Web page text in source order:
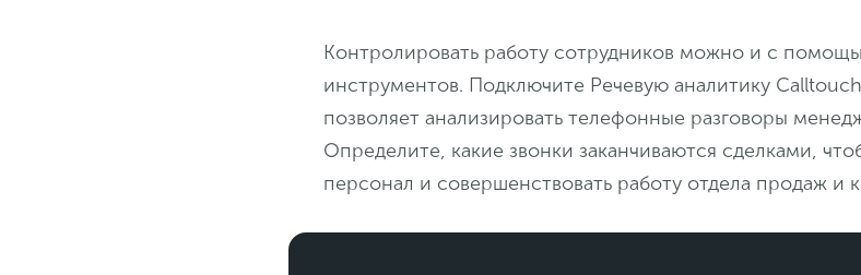
Контролировать работу сотрудников можно и с
инструментов. Подключите Речевую аналитику
позволяет анализировать телефонные разговоры
Определите, какие звонки заканчиваются сделками,
персонал и совершенствовать работу отдела продаж и